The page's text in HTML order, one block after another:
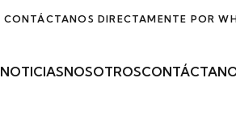
CONTÁCTANOS DIRECTAMENTE POR
NOTICIASNOSOTROS